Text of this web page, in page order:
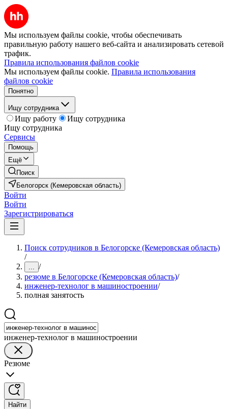
Мы используем файлы cookie, чтобы обеспечивать
правильную работу нашего веб-сайта и анализировать сетевой
трафик.
Правила использования файлов cookie
Мы используем файлы cookie. Правила использования
файлов cookie
Понятно
Ищу сотрудника
Ищу работу
Ищу сотрудника
Ищу сотрудника
Сервисы
Помощь
Ещё
Поиск
Белогорск (Кемеровская область)
Войти
Войти
Зарегистрироваться
Поиск сотрудников в Белогорске (Кемеровская область)
/
... /
резюме в Белогорске (Кемеровская область)/
инженер-технолог в машиностроении/
полная занятость
инженер-технолог в машиностроении
Резюме
Найти